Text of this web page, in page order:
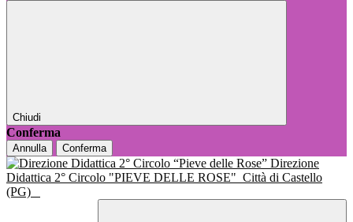
Chiudi
Conferma
Annulla Conferma
Direzione
Didattica 2° Circolo "PIEVE DELLE ROSE" Città di Castello
(PG)